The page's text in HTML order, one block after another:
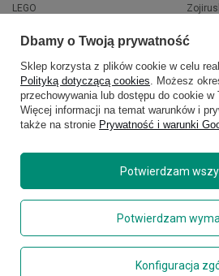
LEGO
National Geographic
VANS
Copyright © 2026 delcaso.pl.
Polityka
Zarządzaj plikami
Regulamin
Dbamy o Twoją prywatność
Sklep korzysta z plików cookie w celu
Polityką dotyczącą cookies. Możesz
przechowywania lub dostępu do cookie w
Więcej informacji na temat warunków i
także na stronie Prywatność i warunki
Potwierdzam
Konfiguracja
Potwierdzam